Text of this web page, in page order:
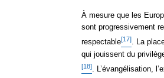
À mesure que les
sont progressivement
respectable[17]. La
qui jouissent du
[18]. L’évangélisation,